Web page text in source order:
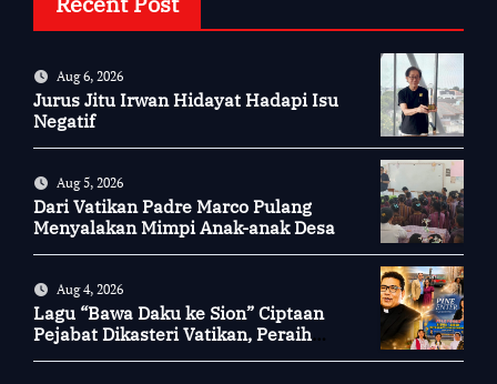
Aug 6, 2026
Jurus Jitu Irwan Hidayat Hadapi Isu
Negatif
Aug 5, 2026
Dari Vatikan Padre Marco Pulang
Menyalakan Mimpi Anak-anak Desa
Aug 4, 2026
Lagu “Bawa Daku ke Sion” Ciptaan
Pejabat Dikasteri Vatikan, Peraih